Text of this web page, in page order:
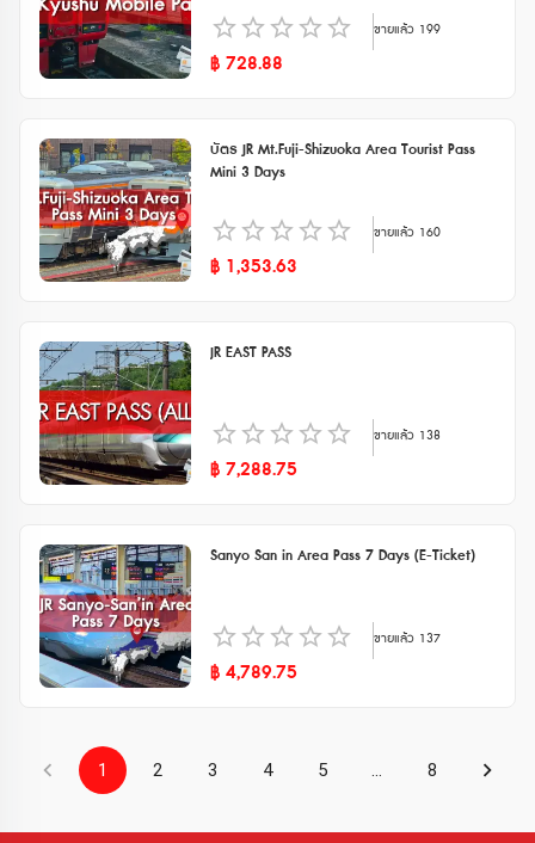
ขายแล้ว 199
฿728.88
บัตร JR Mt.Fuji-Shizuoka Area Tourist Pass
Mini 3 Days
ขายแล้ว 160
฿ 1,353.63
JR EAST PASS
ขายแล้ว 138
฿7,288.75
Sanyo San in Area Pass 7 Days (E-Ticket)
ขายแล้ว 137
฿4,789.75
1 2 3 4 5 8